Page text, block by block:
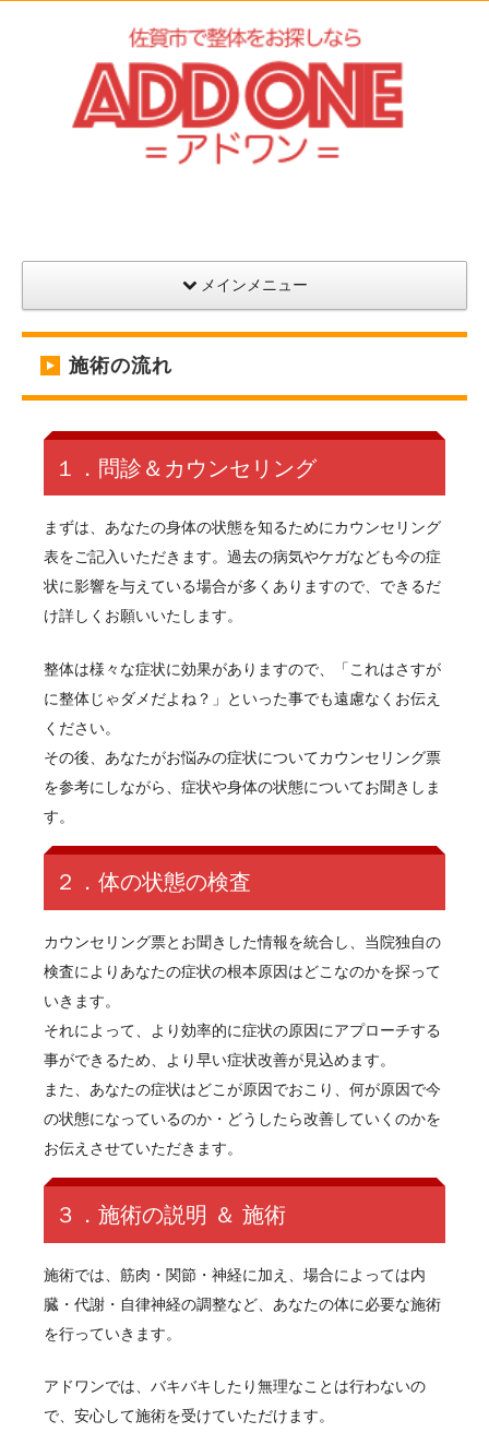
アドワン健康院
メインメニュー
施術の流れ
１．問診＆カウンセリング
まずは、あなたの身体の状態を知るためにカウンセリング
表をご記入いただきます。過去の病気やケガなども今の症
状に影響を与えている場合が多くありますので、できるだ
け詳しくお願いいたします。
整体は様々な症状に効果がありますので、「これはさすが
に整体じゃダメだよね？」といった事でも遠慮なくお伝え
ください。
その後、あなたがお悩みの症状についてカウンセリング票
を参考にしながら、症状や身体の状態についてお聞きしま
す。
２．体の状態の検査
カウンセリング票とお聞きした情報を統合し、当院独自の
検査によりあなたの症状の根本原因はどこなのかを探って
いきます。
それによって、より効率的に症状の原因にアプローチする
事ができるため、より早い症状改善が見込めます。
また、あなたの症状はどこが原因でおこり、何が原因で今
の状態になっているのか・どうしたら改善していくのかを
お伝えさせていただきます。
３．施術の説明 ＆ 施術
施術では、筋肉・関節・神経に加え、場合によっては内
臓・代謝・自律神経の調整など、あなたの体に必要な施術
を行っていきます。
アドワンでは、バキバキしたり無理なことは行わないの
で、安心して施術を受けていただけます。